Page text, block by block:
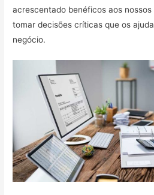
acrescentado benéficos aos
tomar decisões críticas que os
negócio.